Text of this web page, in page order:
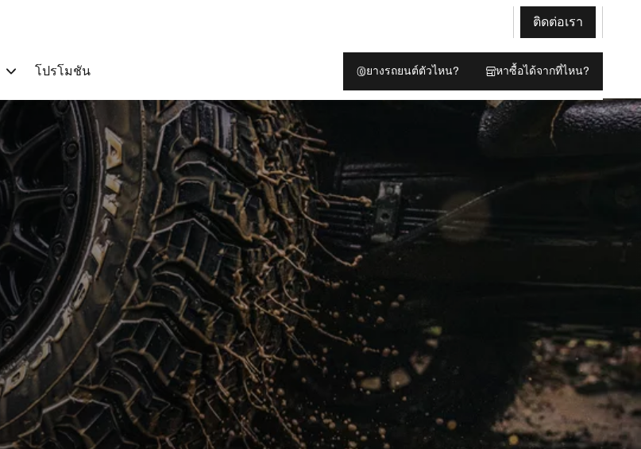
ติดต่อเรา
โปรโมชัน ยางรถยนต์ตัวไหน? หาซื้อได้จากที่ไหน?